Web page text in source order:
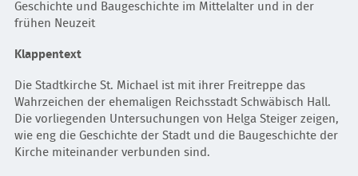
Geschichte und Baugeschichte im Mittelalter und in der
frühen Neuzeit
Klappentext
Die Stadtkirche St. Michael ist mit ihrer Freitreppe das
Wahrzeichen der ehemaligen Reichsstadt Schwäbisch Hall.
Die vorliegenden Untersuchungen von Helga Steiger zeigen,
wie eng die Geschichte der Stadt und die Baugeschichte der
Kirche miteinander verbunden sind.